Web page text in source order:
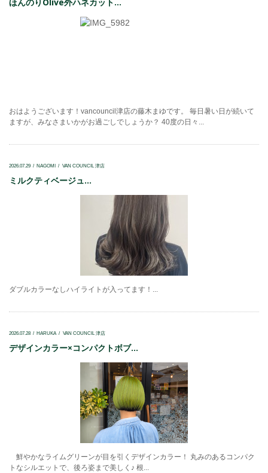
おはようございます！vancouncil津店の藤木まゆです。 毎日暑い日が続いて
ますが、みなさまいかがお過ごしでしょうか？ 40度の日々...
2026.07.29 NAGOMI VAN COUNCIL 津店
ミルクティベージュ...
ダブルカラーなしハイライトが入ってます！...
2026.07.28 HARUKA VAN COUNCIL 津店
デザインカラー×コンパクトボブ...
鮮やかなライムグリーンが目を引くデザインカラー！ 丸みのあるコンパク
トなシルエットで、後ろ姿まで美しく♪ 根...